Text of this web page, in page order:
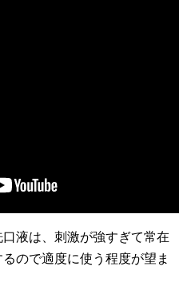
液は、刺激が強すぎて常在
ので適度に使う程度が望ま